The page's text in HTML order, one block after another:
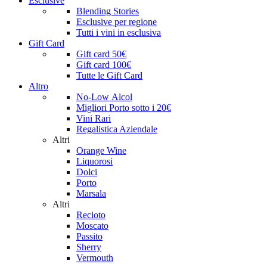
Blending Stories
Esclusive per regione
Tutti i vini in esclusiva
Gift Card
Gift card 50€
Gift card 100€
Tutte le Gift Card
Altro
No-Low Alcol
Migliori Porto sotto i 20€
Vini Rari
Regalistica Aziendale
Altri
Orange Wine
Liquorosi
Dolci
Porto
Marsala
Altri
Recioto
Moscato
Passito
Sherry
Vermouth